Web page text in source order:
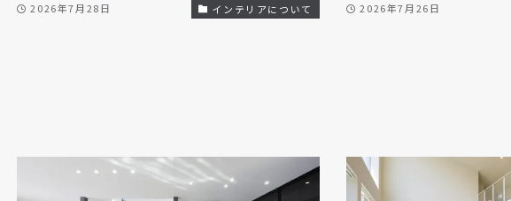
2026年7月28日 インテリアについて 2026年7月26日